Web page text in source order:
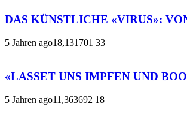
DAS KÜNSTLICHE «VIRUS»:
5 Jahren ago18,131 701 33
«LASSET UNS IMPFEN UND
5 Jahren ago11,363692 18